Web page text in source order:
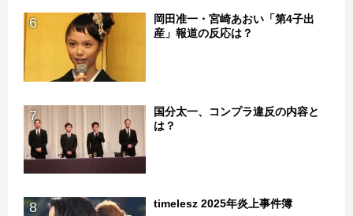
6
岡田准一・宮崎あおい「第4子出
産」報道の反応は？
7
国分太一、コンプラ違反の内容と
は？
8 timelesz 2025年炎上事件簿